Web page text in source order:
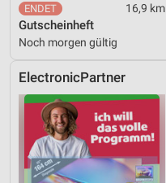
16,9 km
Gutscheinheft
Noch morgen gültig
ElectronicPartner